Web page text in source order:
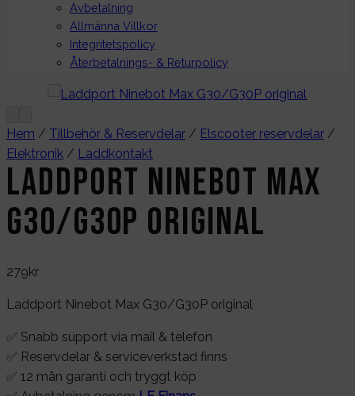
Avbetalning
Allmänna Villkor
Integritetspolicy
Återbetalnings- & Returpolicy
Hem / Tillbehör & Reservdelar / Elscooter reservdelar /
Elektronik / Laddkontakt
Laddport Ninebot Max
G30/G30P original
279kr
Laddport Ninebot Max G30/G30P original
✅ Snabb support via mail & telefon
✅ Reservdelar & serviceverkstad finns
✅ 12 mån garanti och tryggt köp